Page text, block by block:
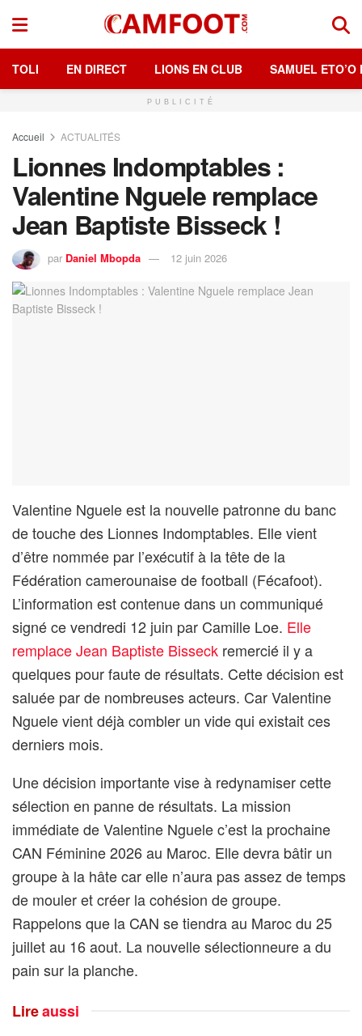
TOLI EN DIRECT LIONS EN CLUB SAMUEL ETO’O
PUBLICITÉ
Accueil ACTUALITÉS
Lionnes Indomptables :
Valentine Nguele remplace
Jean Baptiste Bisseck !
par Daniel Mbopda 12 juin 2026
Valentine Nguele est la nouvelle patronne du banc
de touche des Lionnes Indomptables. Elle vient
d’être nommée par l’exécutif à la tête de la
Fédération camerounaise de football (Fécafoot).
L’information est contenue dans un communiqué
signé ce vendredi 12 juin par Camille Loe. Elle
remplace Jean Baptiste Bisseck remercié il y a
quelques pour faute de résultats. Cette décision est
saluée par de nombreuses acteurs. Car Valentine
Nguele vient déjà combler un vide qui existait ces
derniers mois.
Une décision importante vise à redynamiser cette
sélection en panne de résultats. La mission
immédiate de Valentine Nguele c’est la prochaine
CAN Féminine 2026 au Maroc. Elle devra bâtir un
groupe à la hâte car elle n’aura pas assez de temps
de mouler et créer la cohésion de groupe.
Rappelons que la CAN se tiendra au Maroc du 25
juillet au 16 aout. La nouvelle sélectionneure a du
pain sur la planche.
Lireaussi